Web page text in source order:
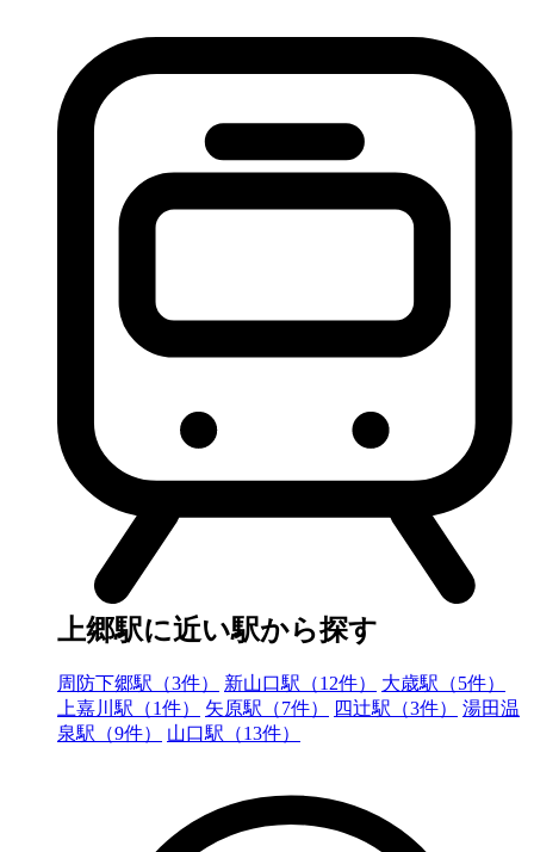
上郷駅に近い駅から探す
周防下郷駅（3件） 新山口駅（12件）
大歳駅（5件）
上嘉川駅（1件）
矢原駅（7件） 四辻駅（3件）
湯田温
泉駅（9件）
山口駅（13件）